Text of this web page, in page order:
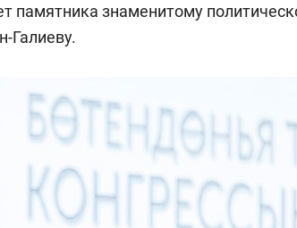
памятника знаменитому
Галиеву.